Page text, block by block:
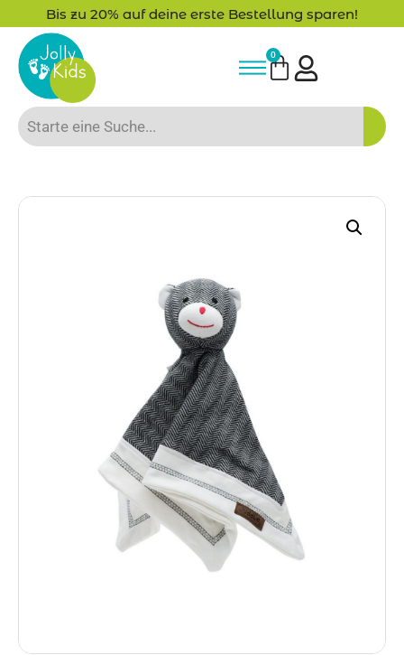
Bis zu 20% auf deine erste Bestellung sparen!
0